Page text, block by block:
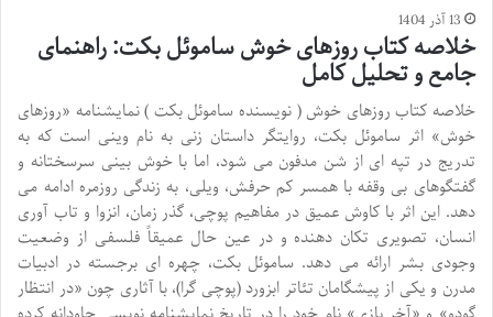
13 آذر 1404
خلاصه کتاب روزهای خوش ساموئل بکت: راهنمای
جامع و تحلیل کامل
خلاصه کتاب روزهای خوش ( نویسنده ساموئل بکت ) نمایشنامه «روزهای
خوش» اثر ساموئل بکت، روایتگر داستان زنی به نام وینی است که به
تدریج در تپه ای از شن مدفون می شود، اما با خوش بینی سرسختانه و
گفتگوهای بی وقفه با همسر کم حرفش، ویلی، به زندگی روزمره ادامه می
دهد. این اثر با کاوش عمیق در مفاهیم پوچی، گذر زمان، انزوا و تاب آوری
انسان، تصویری تکان دهنده و در عین حال عمیقاً فلسفی از وضعیت
وجودی بشر ارائه می دهد. ساموئل بکت، چهره ای برجسته در ادبیات
مدرن و یکی از پیشگامان تئاتر ابزورد (پوچی گرا)، با آثاری چون «در انتظار